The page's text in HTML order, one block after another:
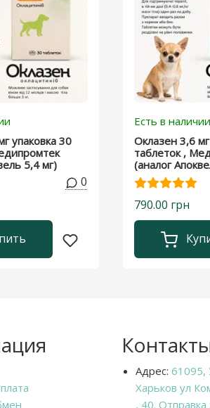
упаковка 30
5,4 мг)
0
Есть в наличии
Оклазен 3,6
таблеток ,
(аналог
790.00 грн
Адрес: 61095,
Харьков ул
, 40. Отправка